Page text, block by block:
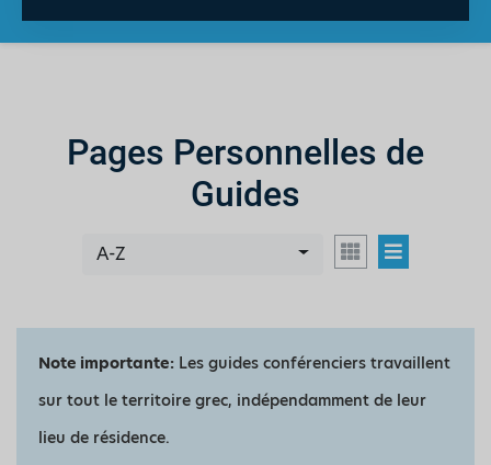
Pages Personnelles de
Guides
A-Z
Note importante: Les guides conférenciers travaillent
sur tout le territoire grec, indépendamment de leur
lieu de résidence.